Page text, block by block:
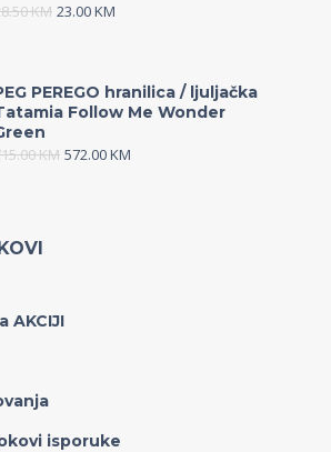
KM 23.00KM
PEREGO hranilica / ljuljačka
Follow Me Wonder
KM 572.00KM
AKCIJI
isporuke